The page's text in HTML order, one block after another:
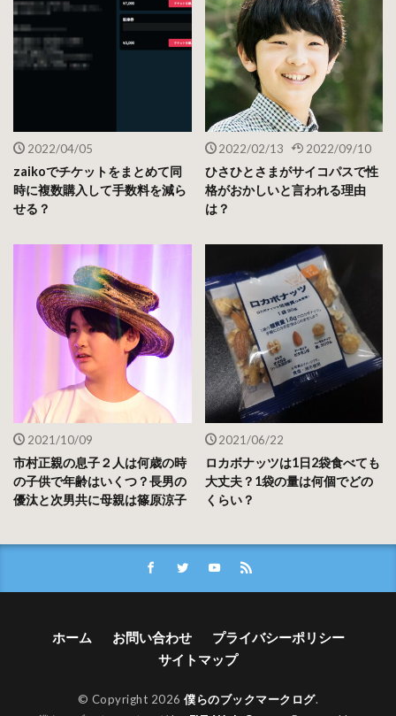
2022/04/05
zaikoでチケットをまとめて同
時に複数購入して手数料を減ら
せる？
2022/02/13 2022/09/10
ひさひとさまがサイコパスで性
格がおかしいと言われる理由
は？
2021/10/09
市村正親の息子２人は何歳の時
の子供で年齢はいくつ？長男の
優汰と次男共に母親は篠原涼子
2021/06/22
ロカボナッツは1日2袋食べても
大丈夫？1袋の量は何個でどの
くらい？
ホーム お問い合わせ
プライバシーポリシー
サイトマップ
© Copyright 2026僕らのブックマークログ.